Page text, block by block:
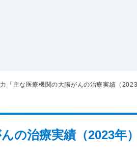
「主な医療機関の大腸がんの治療実績（
の治療実績（2023年